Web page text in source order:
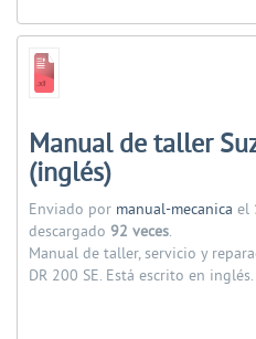
Manual de taller
(inglés)
Enviado por manual-mecanica el
descargado 92 veces.
Manual de taller, servicio y
DR 200 SE. Está escrito en inglés.